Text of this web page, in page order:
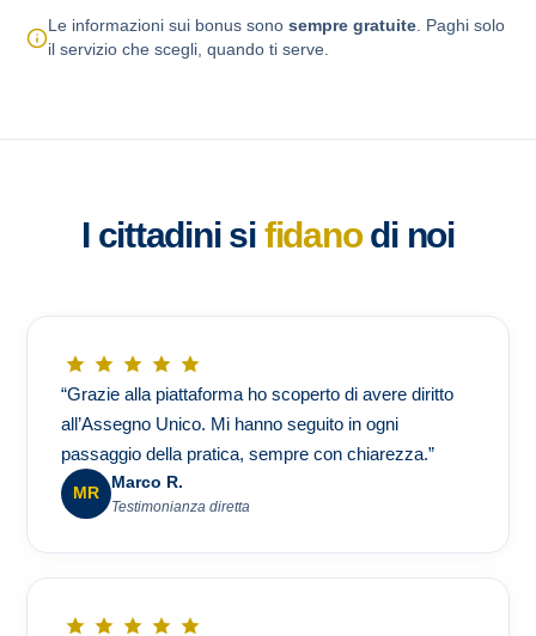
Le informazioni sui bonus sono sempre gratuite. Paghi solo
il servizio che scegli, quando ti serve.
I cittadini si fidanodi noi
“Grazie alla piattaforma ho scoperto di avere diritto
all’Assegno Unico. Mi hanno seguito in ogni
passaggio della pratica, sempre con chiarezza.”
MR
Marco R.
Testimonianza diretta